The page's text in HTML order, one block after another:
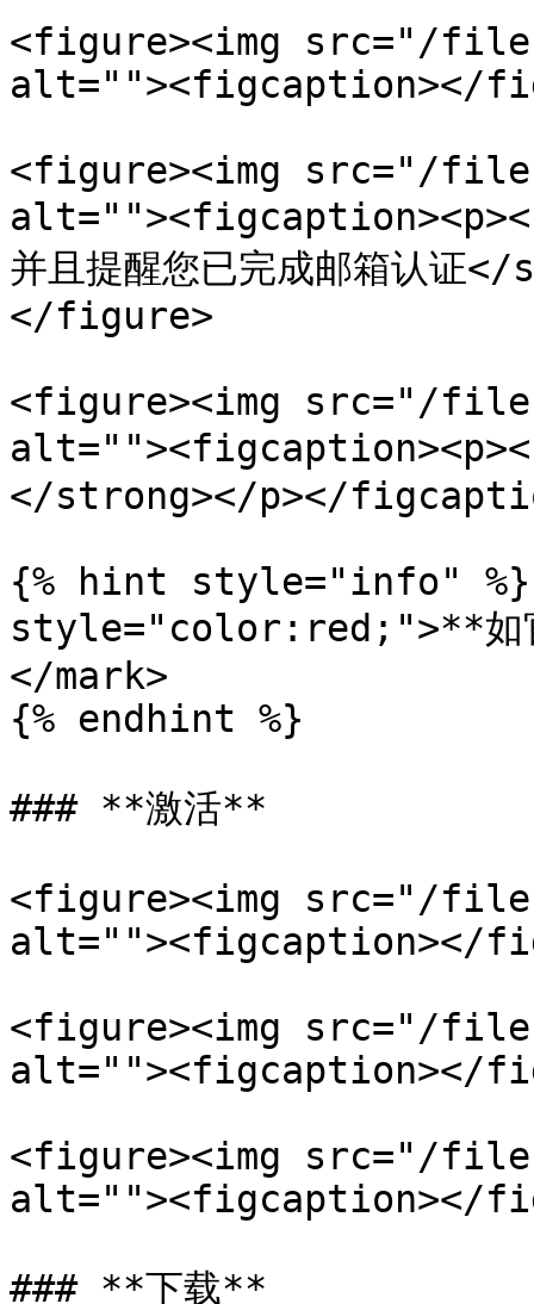
<figure><img src="/files/
alt=""><figcaption></
<figure><img src="/files/
并且提醒您已完成邮箱认
</figure>
<figure><img src="/
</strong></p></
{% hint style="info" %}
style="color:red;">**如官
</mark>
{% endhint %}
### **激活**
<figure><img src="/
alt=""><figcaption></
<figure><img src="/
alt=""><figcaption></
<figure><img src="/files/
alt=""><figcaption></
### **下载**